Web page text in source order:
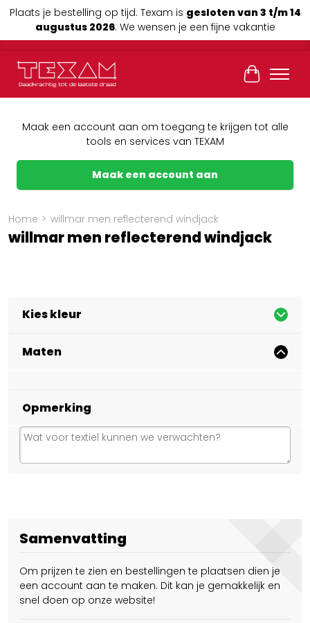
Plaats je bestelling op tijd. Texam is gesloten van 3 t/m 14
augustus 2026. We wensen je een fijne vakantie
Maak een account aan om toegang te krijgen tot alle
tools en services van TEXAM
Maak een account aan
Home > willmar men reflecterend windjack
willmar men reflecterend windjack
Kies kleur
Maten
Opmerking
Samenvatting
Om prijzen te zien en bestellingen te plaatsen dien je
een account aan te maken. Dit kan je gemakkelijk en
snel doen op onze website!